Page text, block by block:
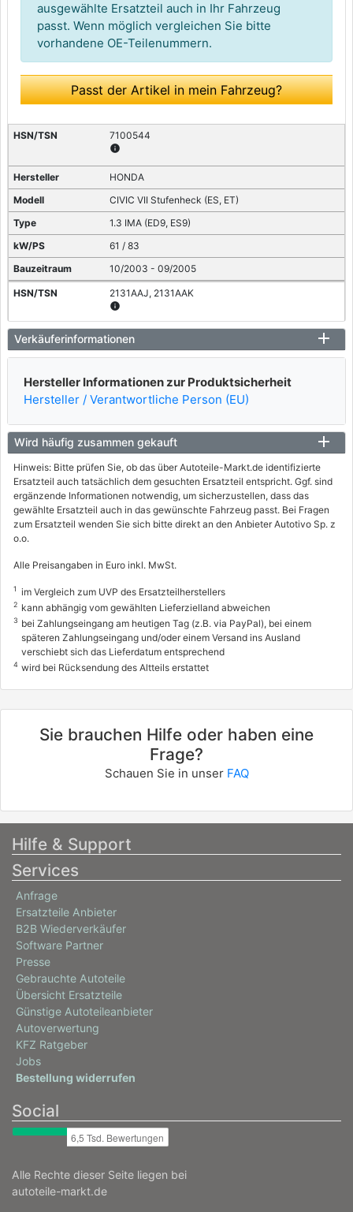
ausgewählte Ersatzteil auch in Ihr Fahrzeug
passt. Wenn möglich vergleichen Sie bitte
vorhandene OE-Teilenummern.
Passt der Artikel in mein Fahrzeug?
7100544
info
HONDA
CIVIC VII Stufenheck (ES, ET)
1.3 IMA (ED9, ES9)
61 / 83
10/2003 - 09/2005
2131AAJ, 2131AAK
info
HONDA
CIVIC VIII Hatchback (FN, FK)
1.4 (FK1, FN4)
73 / 100
10/2008 - 12/2011
Verkäuferinformationen
Hersteller Informationen zur Produktsicherheit
Hersteller / Verantwortliche Person (EU)
Wird häufig zusammen gekauft
Hinweis: Bitte prüfen Sie, ob das über Autoteile-Markt.de identifizierte
Ersatzteil auch tatsächlich dem gesuchten Ersatzteil entspricht. Ggf. sind
ergänzende Informationen notwendig, um sicherzustellen, dass das
gewählte Ersatzteil auch in das gewünschte Fahrzeug passt. Bei Fragen
zum Ersatzteil wenden Sie sich bitte direkt an den Anbieter Autotivo Sp. z
o.o.
Alle Preisangaben in Euro inkl. MwSt.
1 im Vergleich zum UVP des Ersatzteilherstellers
2 kann abhängig vom gewählten Lieferzielland abweichen
3 bei Zahlungseingang am heutigen Tag (z.B. via PayPal), bei einem
späteren Zahlungseingang und/oder einem Versand ins Ausland
verschiebt sich das Lieferdatum entsprechend
4 wird bei Rücksendung des Altteils erstattet
Sie brauchen Hilfe oder haben eine
Frage?
Schauen Sie in unser FAQ
Hilfe & Support
Services
Anfrage
Ersatzteile Anbieter
B2B Wiederverkäufer
Software Partner
Presse
Gebrauchte Autoteile
Übersicht Ersatzteile
Günstige Autoteileanbieter
Autoverwertung
KFZ Ratgeber
Jobs
Bestellung widerrufen
Social
Alle Rechte dieser Seite liegen bei
autoteile-markt.de